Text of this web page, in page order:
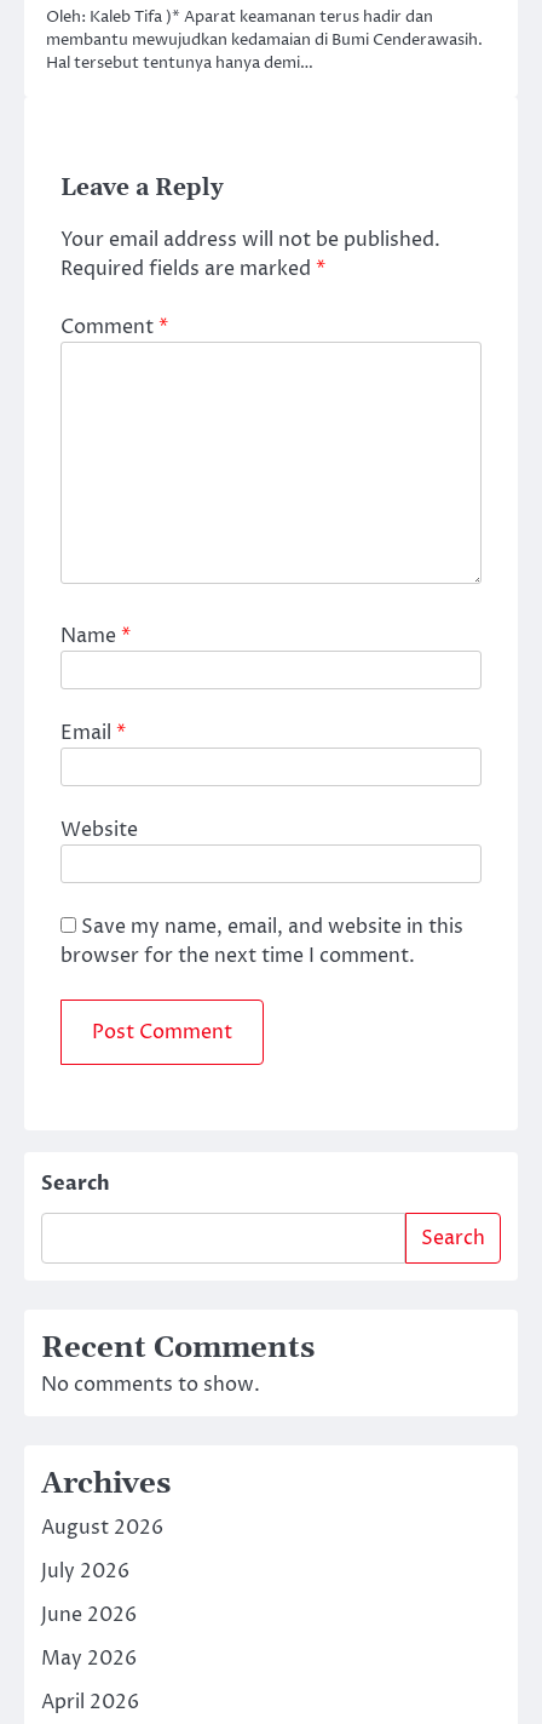
Oleh: Kaleb Tifa )* Aparat keamanan terus hadir dan
membantu mewujudkan kedamaian di Bumi Cenderawasih.
Hal tersebut tentunya hanya demi…
Leave a Reply
Your email address will not be published.
Required fields are marked *
Comment*
Name*
Email *
Website
Save my name, email, and website in this
browser for the next time I comment.
Search
Search
Recent Comments
No comments to show.
Archives
August 2026
July 2026
June 2026
May 2026
April 2026